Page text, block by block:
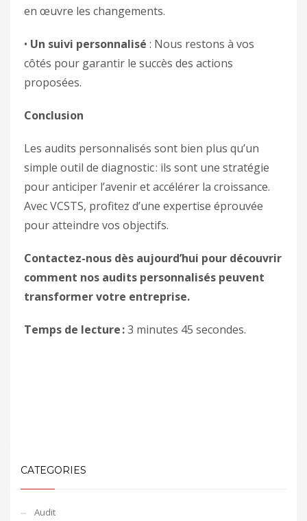
en œuvre les changements.
• Un suivi personnalisé : Nous restons à vos
côtés pour garantir le succès des actions
proposées.
Conclusion
Les audits personnalisés sont bien plus qu’un
simple outil de diagnostic : ils sont une stratégie
pour anticiper l’avenir et accélérer la croissance.
Avec VCSTS, profitez d’une expertise éprouvée
pour atteindre vos objectifs.
Contactez-nous dès aujourd’hui pour découvrir
comment nos audits personnalisés peuvent
transformer votre entreprise.
Temps de lecture :3 minutes 45 secondes.
CATEGORIES
Audit